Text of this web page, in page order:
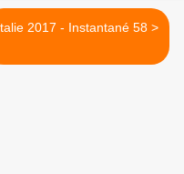
Italie 2017 - Instantané 58 >